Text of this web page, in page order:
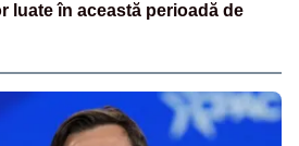
luate în această perioadă de